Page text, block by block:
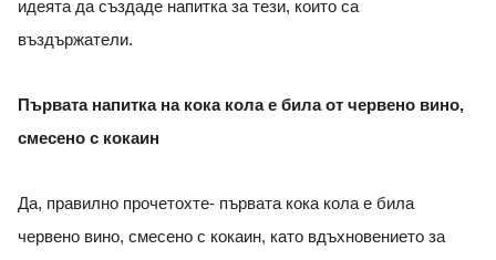
идеята да създаде напитка за тези, които са
въздържатели.
Първата напитка на кока кола е била от червено вино,
смесено с кокаин
Да, правилно прочетохте- първата кока кола е била
червено вино, смесено с кокаин, като вдъхновението за